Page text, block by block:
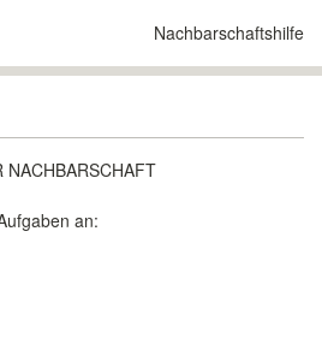
Nachbarschaftshilfe
NACHBARSCHAFT
an: